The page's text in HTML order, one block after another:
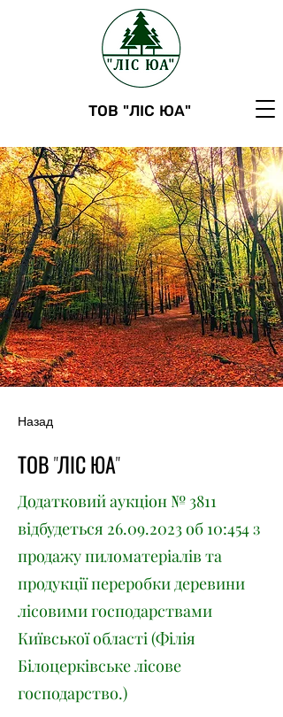
ТОВ "ЛІС ЮА"
Назад
ТОВ "ЛІС ЮА"
Додатковий аукціон № 3811
відбудеться 26.09.2023об 10:454 з
продажу пиломатеріалів та
продукції переробки деревини
лісовими господарствами
Київської області (Філія
Білоцерківське лісове
господарство.)